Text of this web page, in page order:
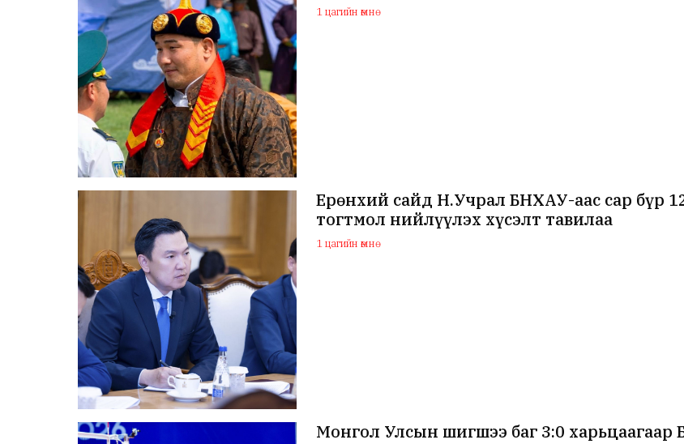
1 цагийн өмнө
Ерөнхий сайд Н.Учрал БНХАУ-аас сар бүр
тогтмол нийлүүлэх хүсэлт тавилаа
1 цагийн өмнө
Монгол Улсын шигшээ баг 3:0